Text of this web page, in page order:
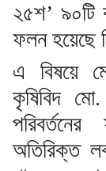
২৫শ’ ৯০টি
ফলন হয়েছে
এ বিষয়ে
কৃষিবিদ
অতিরিক্ত